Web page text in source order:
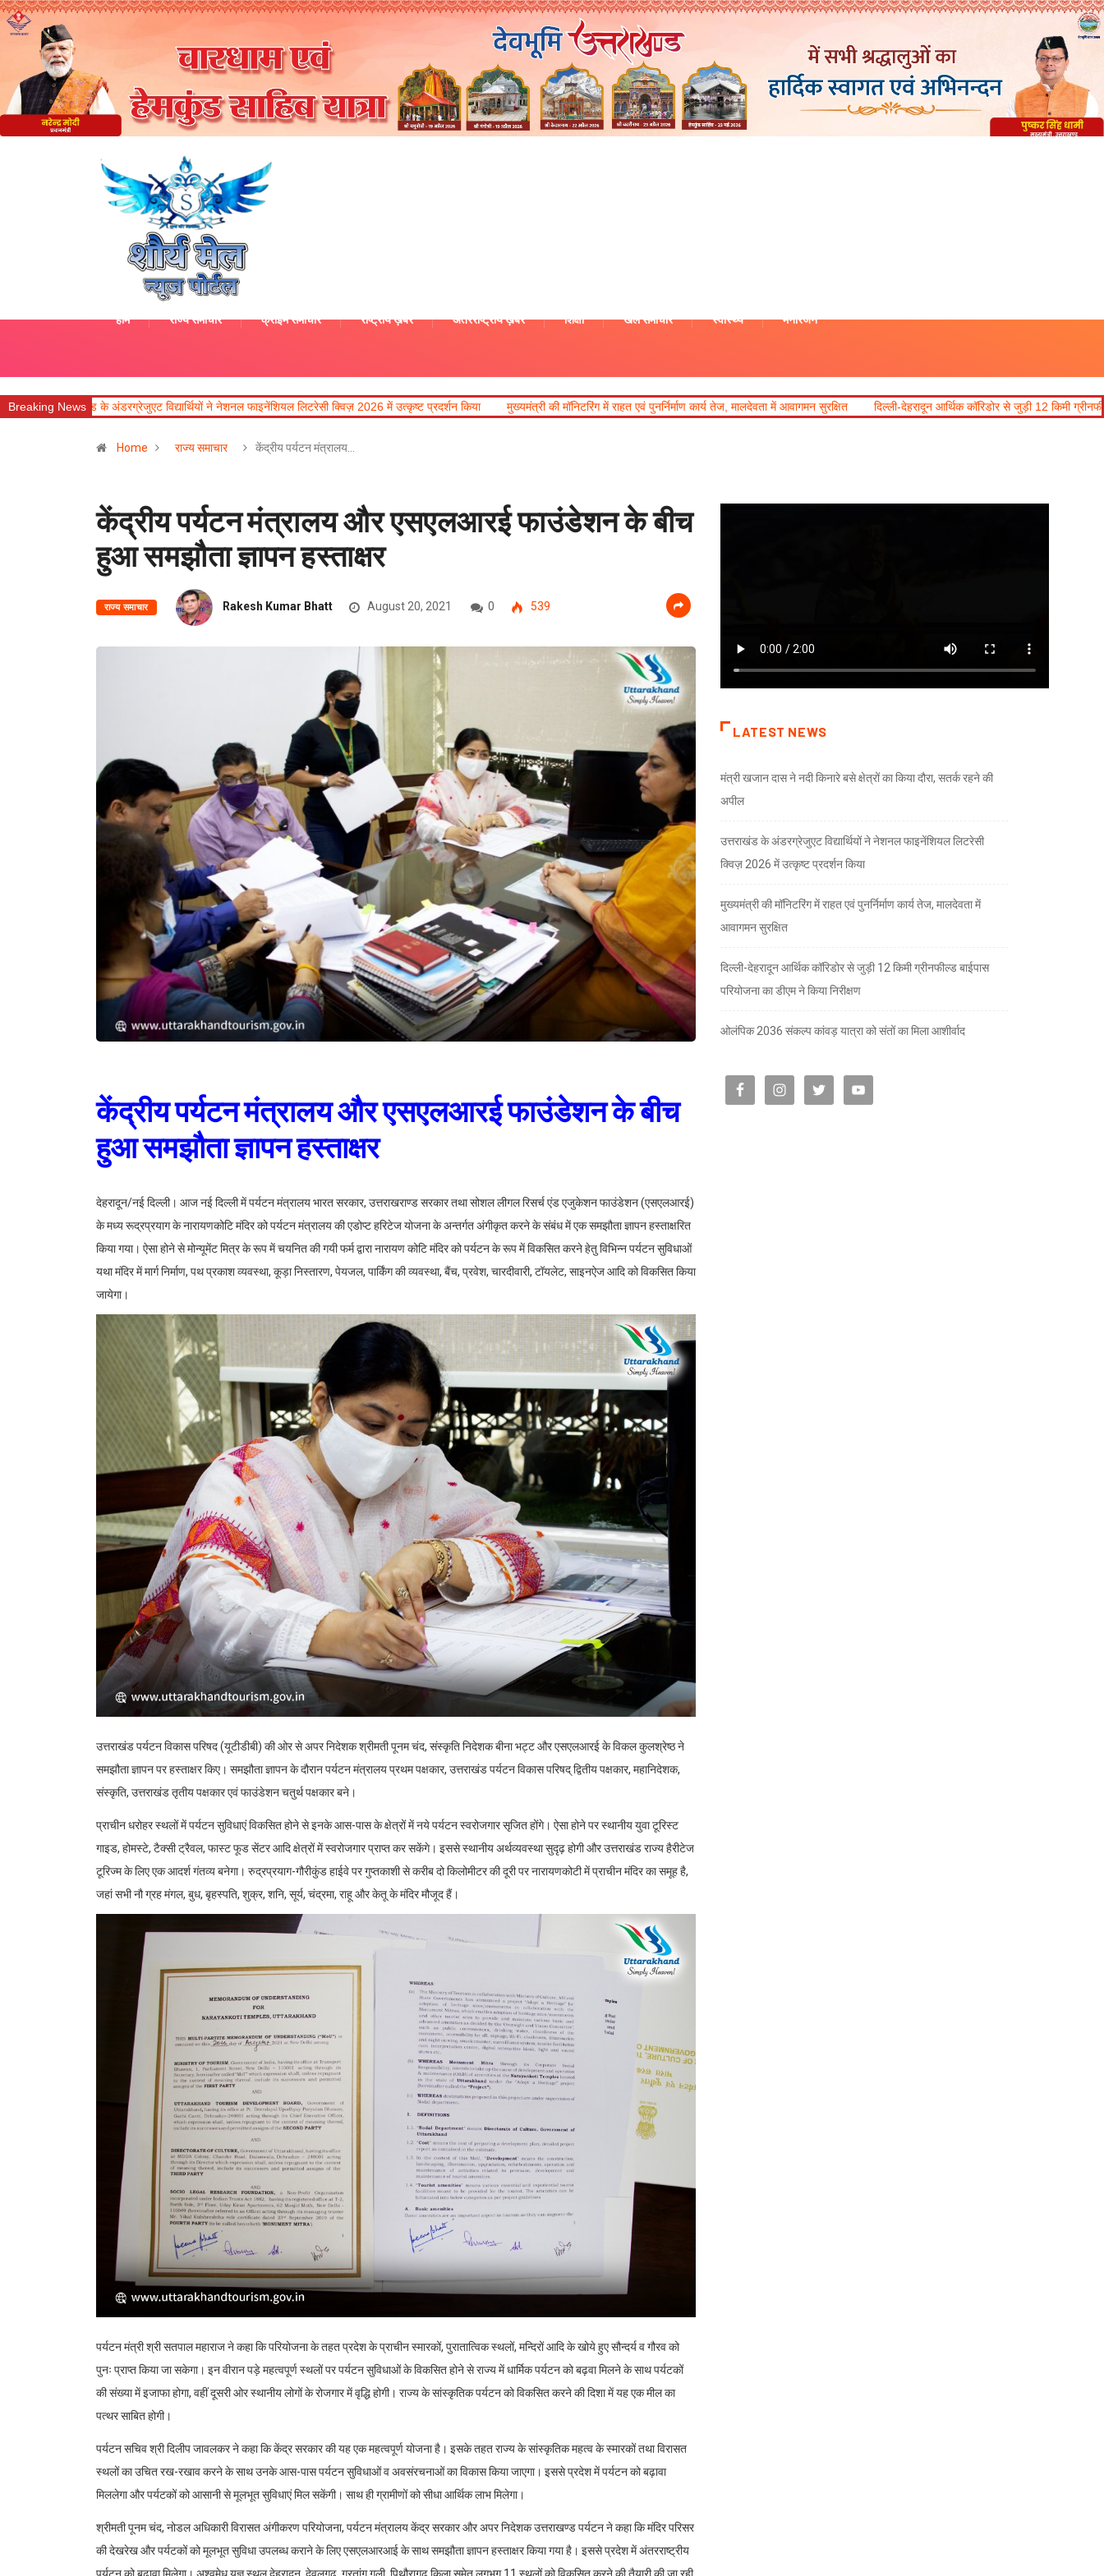
होम राज्य समाचार क्राइम समाचार राष्ट्रीय ख़बरें अंतरराष्ट्रीय ख़बरें शिक्षा खेल समाचार स्वास्थ्य मनोरंजन
Breaking News
विद्यार्थियों ने नेशनल फाइनेंशियल लिटरेसी क्विज़ 2026 में उत्कृष्ट प्रदर्शन किया मुख्यमंत्री की मॉनिटरिंग में राहत एवं पुनर्निर्माण कार्य तेज, मालदेवता में आवागमन सुरक्षित दिल्ली-देहरादून आर्थिक कॉरिडोर से जुड़ी 12 किमी ग्रीनफील्ड बाईपास परियोजना का डीएम ने
Home राज्य समाचार केंद्रीय पर्यटन मंत्रालय…
केंद्रीय पर्यटन मंत्रालय और एसएलआरई फाउंडेशन के बीच
हुआ समझौता ज्ञापन हस्ताक्षर
राज्य समाचार Rakesh Kumar Bhatt August 20, 2021 0 539
केंद्रीय पर्यटन मंत्रालय और एसएलआरई फाउंडेशन के बीच
हुआ समझौता ज्ञापन हस्ताक्षर
देहरादून/नई दिल्ली। आज नई दिल्ली में पर्यटन मंत्रालय भारत सरकार, उत्तराखराण्ड सरकार तथा सोशल लीगल रिसर्च एंड एजुकेशन फाउंडेशन (एसएलआरई)
के मध्य रूद्रप्रयाग के नारायणकोटि मंदिर को पर्यटन मंत्रालय की एडोप्ट हरिटेज योजना के अन्तर्गत अंगीकृत करने के संबंध में एक समझौता ज्ञापन हस्ताक्षरित
किया गया। ऐसा होने से मोन्यूमेंट मित्र के रूप में चयनित की गयी फर्म द्वारा नारायण कोटि मंदिर को पर्यटन के रूप में विकसित करने हेतु विभिन्न पर्यटन सुविधाओं
यथा मंदिर में मार्ग निर्माण, पथ प्रकाश व्यवस्था, कूड़ा निस्तारण, पेयजल, पार्किंग की व्यवस्था, बैंच, प्रवेश, चारदीवारी, टॉयलेट, साइनऐज आदि को विकसित किया
जायेगा।
उत्तराखंड पर्यटन विकास परिषद (यूटीडीबी) की ओर से अपर निदेशक श्रीमती पूनम चंद, संस्कृति निदेशक बीना भट्ट और एसएलआरई के विकल कुलश्रेष्ठ ने
समझौता ज्ञापन पर हस्ताक्षर किए। समझौता ज्ञापन के दौरान पर्यटन मंत्रालय प्रथम पक्षकार, उत्तराखंड पर्यटन विकास परिषद् द्वितीय पक्षकार, महानिदेशक,
संस्कृति, उत्तराखंड तृतीय पक्षकार एवं फाउंडेशन चतुर्थ पक्षकार बने।
प्राचीन धरोहर स्थलों में पर्यटन सुविधाएं विकसित होने से इनके आस-पास के क्षेत्रों में नये पर्यटन स्वरोजगार सृजित होंगे। ऐसा होने पर स्थानीय युवा टूरिस्ट
गाइड, होमस्टे, टैक्सी ट्रैवल, फास्ट फूड सेंटर आदि क्षेत्रों में स्वरोजगार प्राप्त कर सकेंगे। इससे स्थानीय अर्थव्यवस्था सुदृढ़ होगी और उत्तराखंड राज्य हैरीटेज
टूरिज्म के लिए एक आदर्श गंतव्य बनेगा। रुद्रप्रयाग-गौरीकुंड हाईवे पर गुप्तकाशी से करीब दो किलोमीटर की दूरी पर नारायणकोटी में प्राचीन मंदिर का समूह है,
जहां सभी नौ ग्रह मंगल, बुध, बृहस्पति, शुक्र, शनि, सूर्य, चंद्रमा, राहू और केतू के मंदिर मौजूद हैं।
पर्यटन मंत्री श्री सतपाल महाराज ने कहा कि परियोजना के तहत प्रदेश के प्राचीन स्मारकों, पुरातात्विक स्थलों, मन्दिरों आदि के खोये हुए सौन्दर्य व गौरव को
पुनः प्राप्त किया जा सकेगा। इन वीरान पड़े महत्वपूर्ण स्थलों पर पर्यटन सुविधाओं के विकसित होने से राज्य में धार्मिक पर्यटन को बढ़वा मिलने के साथ पर्यटकों
की संख्या में इजाफा होगा, वहीं दूसरी ओर स्थानीय लोगों के रोजगार में वृद्धि होगी। राज्य के सांस्कृतिक पर्यटन को विकसित करने की दिशा में यह एक मील का
पत्थर साबित होगी।
पर्यटन सचिव श्री दिलीप जावलकर ने कहा कि केंद्र सरकार की यह एक महत्वपूर्ण योजना है। इसके तहत राज्य के सांस्कृतिक महत्व के स्मारकों तथा विरासत
स्थलों का उचित रख-रखाव करने के साथ उनके आस-पास पर्यटन सुविधाओं व अवसंरचनाओं का विकास किया जाएगा। इससे प्रदेश में पर्यटन को बढ़ावा
मिललेगा और पर्यटकों को आसानी से मूलभूत सुविधाएं मिल सकेंगी। साथ ही ग्रामीणों को सीधा आर्थिक लाभ मिलेगा।
श्रीमती पूनम चंद, नोडल अधिकारी विरासत अंगीकरण परियोजना, पर्यटन मंत्रालय केंद्र सरकार और अपर निदेशक उत्तराखण्ड पर्यटन ने कहा कि मंदिर परिसर
की देखरेख और पर्यटकों को मूलभूत सुविधा उपलब्ध कराने के लिए एसएलआरआई के साथ समझौता ज्ञापन हस्ताक्षर किया गया है। इससे प्रदेश में अंतरराष्ट्रीय
LATEST NEWS
मंत्री खजान दास ने नदी किनारे बसे क्षेत्रों का किया दौरा, सतर्क रहने की
अपील
उत्तराखंड के अंडरग्रेजुएट विद्यार्थियों ने नेशनल फाइनेंशियल लिटरेसी
क्विज़ 2026 में उत्कृष्ट प्रदर्शन किया
मुख्यमंत्री की मॉनिटरिंग में राहत एवं पुनर्निर्माण कार्य तेज, मालदेवता में
आवागमन सुरक्षित
दिल्ली-देहरादून आर्थिक कॉरिडोर से जुड़ी 12 किमी ग्रीनफील्ड बाईपास
परियोजना का डीएम ने किया निरीक्षण
ओलंपिक 2036 संकल्प कांवड़ यात्रा को संतों का मिला आशीर्वाद